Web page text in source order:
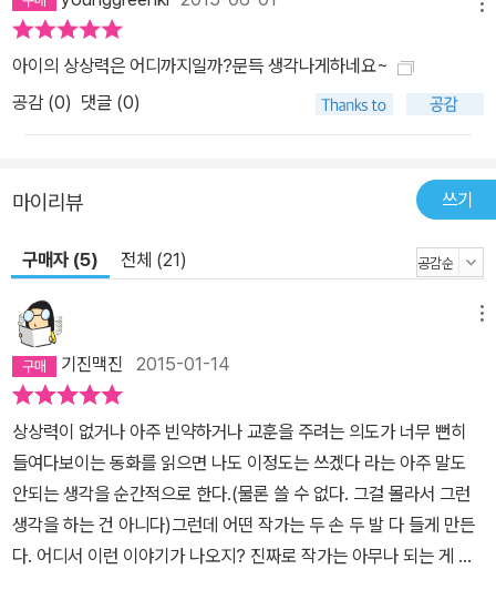
래서 춥지 않게, 외롭지 않게 해 주는 이야기이다. 무엇을 먹으면 어
때. 무럭무럭 자라서 신나게 뛰어다니렴._「돌 씹어 먹는 아이」 달콤한
과자보다 하얀 조약돌에 군침이 꿀꺽 넘어가는 아이 연수. 온 동네 돌
이란 돌은 남몰래 씹어 먹다 더 이상 먹을 돌이 남아 있지 않자 맛좋은
돌을 찾아 길을 나선다. 그 길 끝엔 놀랍게도 자신과 비슷한 아이들이
밀을 털어놓고 그것은 의도치 않게 아빠 엄마 누나가 차례차례 자신
누구나 가지고 있는 그림자, 그러나 누구에게도 들키고 싶지 않은 그
지 못하고, 제 상처를 숨기느라 삶을 건강하게 돌보지 못하는 이들에
게 건네는 유쾌한 응원이다. 발랄한 이야기 안에 장치한 여러 겹의 의
미를 음미하다 보면, 돌들이 다 비슷해 보여도 저마다 다른 맛과 향기
수민이가 저보고 바보라고 하는 거?” “난 아무 말도 안 했어.”_「아무
말도 안 했어?」 안 그럴게요, 잘못했어요, 죄송해요, 라는 말이 입에
붙은 아이 병우. 있는 자신을 인정해 주지 않는 엄마와 친구 수민이 옆
에만 서면 보잘것없이 느껴지는 자신 때문에 병우는 움츠러든다. 더
구나 수민이는 툭하면 병우를 ‘바보’라고 놀리고 사람들은 아무도 수
아이의 상상력은 어디까지일까?문득 생각나게하네요~
공감 (0) 댓글 (0)
마이리뷰 쓰기
구매자 (5) 전체 (21)
기진맥진 2015-01-14
상상력이 없거나 아주 빈약하거나 교훈을 주려는 의도가 너무 뻔히
들여다보이는 동화를 읽으면 나도 이정도는 쓰겠다 라는 아주 말도
안되는 생각을 순간적으로 한다.(물론 쓸 수 없다. 그걸 몰라서 그런
생각을 하는 건 아니다)그런데 어떤 작가는 두 손 두 발 다 들게 만든
다. 어디서 이런 이야기가 나오지? 진짜로 작가는 아무나 되는 게 아